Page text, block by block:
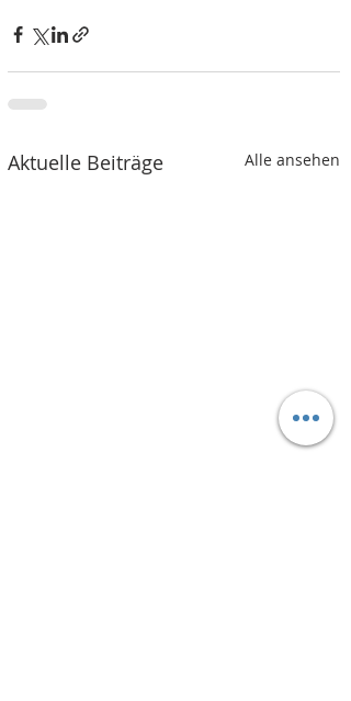
Aktuelle Beiträge Alle ansehen